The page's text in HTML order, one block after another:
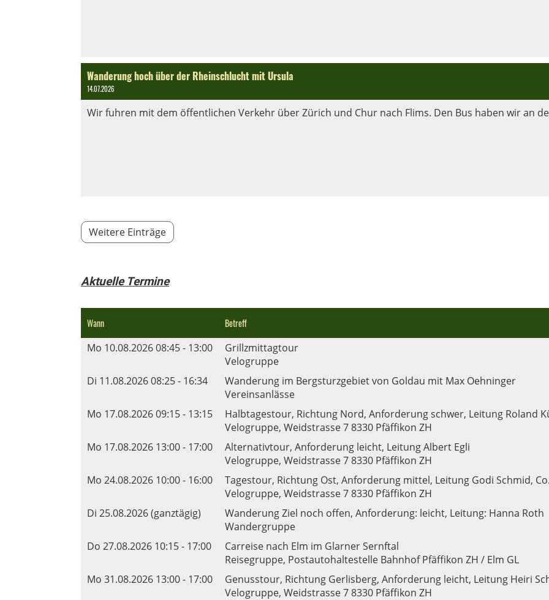
Wanderung hoch über der Rheinschlucht mit Ursula
14.07.2026
Wir fuhren mit dem öffentlichen Verkehr über Zürich und Chur nach Flims. Den Bus haben wir an
Weitere Einträge
Aktuelle Termine
Wann Betreff
Mo 10.08.2026 08:45 - 13:00
Grillzmittagtour
Velogruppe
Di 11.08.2026 08:25 - 16:34
Wanderung im Bergsturzgebiet von Goldau mit Max Oehninger
Vereinsanlässe
Mo 17.08.2026 09:15 - 13:15
Halbtagestour, Richtung Nord, Anforderung schwer, Leitung Roland
Velogruppe, Weidstrasse 7 8330 Pfäffikon ZH
Mo 17.08.2026 13:00 - 17:00
Alternativtour, Anforderung leicht, Leitung Albert Egli
Velogruppe, Weidstrasse 7 8330 Pfäffikon ZH
Mo 24.08.2026 10:00 - 16:00
Tagestour, Richtung Ost, Anforderung mittel, Leitung Godi Schmid,
Velogruppe, Weidstrasse 7 8330 Pfäffikon ZH
Di 25.08.2026 (ganztägig)
Wanderung Ziel noch offen, Anforderung: leicht, Leitung: Hanna Roth
Wandergruppe
Do 27.08.2026 10:15 - 17:00
Carreise nach Elm im Glarner Sernftal
Reisegruppe, Postautohaltestelle Bahnhof Pfäffikon ZH / Elm GL
Mo 31.08.2026 13:00 - 17:00
Genusstour, Richtung Gerlisberg, Anforderung leicht, Leitung Heiri
Velogruppe, Weidstrasse 7 8330 Pfäffikon ZH